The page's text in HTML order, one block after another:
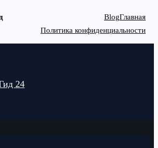
BlogГлавная
Политика конфиденциальности
24